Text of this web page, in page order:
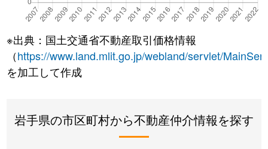
※出典：国土交通省不動産取引価格情報
（https://www.land.mlit.go.jp/webland/servlet/
を加工して作成
岩手県の市区町村から不動産仲介情報を探す